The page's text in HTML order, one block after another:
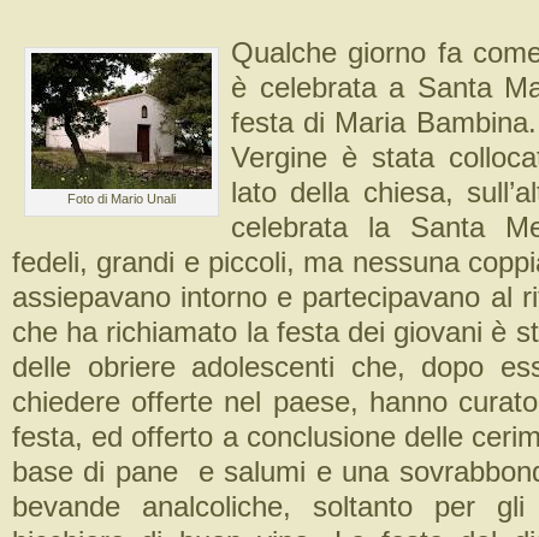
Foto di Mario Unali
Qualche giorno fa
è celebrata a Santa
festa di Maria
Vergine è stata
lato della chiesa,
celebrata la Santa
fedeli, grandi e piccoli, ma nessuna
assiepavano intorno e partecipavano al
che ha richiamato la festa dei giovani è
delle obriere adolescenti che, dopo
chiedere offerte nel paese, hanno
festa, ed offerto a conclusione delle
base di pane e salumi e una
bevande analcoliche, soltanto per gli